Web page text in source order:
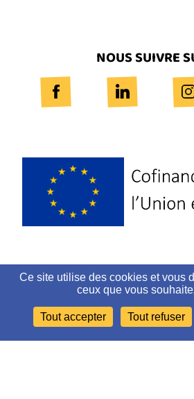
NOUS SUIVRE
Logo
Europe
PLAN DU
MENTIONS LÉGALES
Ce site utilise des cookies et vous
ceux que vous
Tout accepter Tout refuser